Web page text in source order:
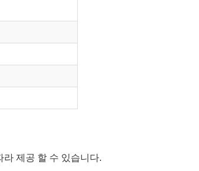
제공 할 수 있습니다.